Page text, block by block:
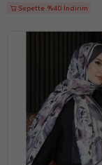
Sepette %40 İndirim